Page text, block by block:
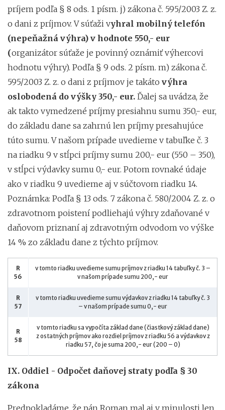
príjem podľa § 8 ods. 1 písm. j) zákona č. 595/2003 Z. z.
o dani z príjmov. V súťaži vyhral mobilný telefón
(nepeňažná výhra) v hodnote 550,- eur
(organizátor súťaže je povinný oznámiť výhercovi
hodnotu výhry). Podľa § 9 ods. 2 písm. m) zákona č.
595/2003 Z. z. o dani z príjmov je takáto výhra
oslobodená do výšky 350,- eur. Ďalej sa uvádza, že
ak takto vymedzené príjmy presiahnu sumu 350,- eur,
do základu dane sa zahrnú len príjmy presahujúce
túto sumu. V našom prípade uvedieme v tabuľke č. 3
na riadku 9 v stĺpci príjmy sumu 200,- eur (550 – 350),
v stĺpci výdavky sumu 0,- eur. Potom rovnaké údaje
ako v riadku 9 uvedieme aj v súčtovom riadku 14.
Poznámka: Podľa § 13 ods. 7 zákona č. 580/2004 Z. z. o
zdravotnom poistení podliehajú výhry zdaňované v
daňovom priznaní aj zdravotným odvodom vo výške
14 % zo základu dane z týchto príjmov.
R
56
v tomto riadku uvedieme sumu príjmov z riadku 14 tabuľky č. 3 –
v našom prípade sumu 200,- eur
R
57
v tomto riadku uvedieme sumu výdavkov z riadku 14 tabuľky č. 3
– v našom prípade sumu 0,- eur
R
58
v tomto riadku sa vypočíta základ dane (čiastkový základ dane)
z ostatných príjmov ako rozdiel príjmov z riadku 56 a výdavkov z
riadku 57, čo je suma 200,- eur (200 – 0)
IX. Oddiel - Odpočet daňovej straty podľa § 30
zákona
Predpokladáme, že pán Roman mal aj v minulosti len